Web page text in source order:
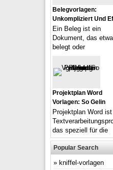
Belegvorlagen:
Unkompliziert Und Ef
Ein Beleg ist ein
Dokument, das
belegt oder
Projektplan Word
Vorlagen: So Gelin
Projektplan Word
das speziell für die
Popular Search
kniffel-vorlagen